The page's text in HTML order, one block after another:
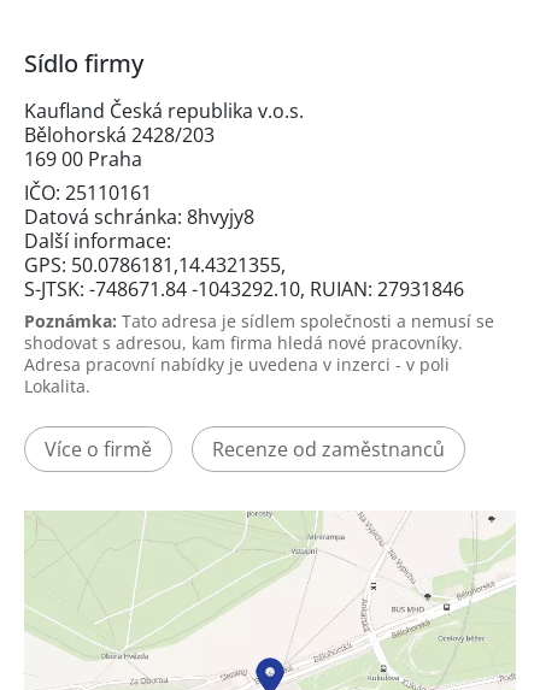
Sídlo firmy
Kaufland Česká republika v.o.s.
Bělohorská 2428/203
169 00 Praha
IČO: 25110161
Datová schránka: 8hvyjy8
Další informace:
GPS: 50.0786181,14.4321355,
S-JTSK: -748671.84 -1043292.10, RUIAN: 27931846
Poznámka: Tato adresa je sídlem společnosti a nemusí se
shodovat s adresou, kam firma hledá nové pracovníky.
Adresa pracovní nabídky je uvedena v inzerci - v poli
Lokalita.
Více o firmě Recenze od zaměstnanců